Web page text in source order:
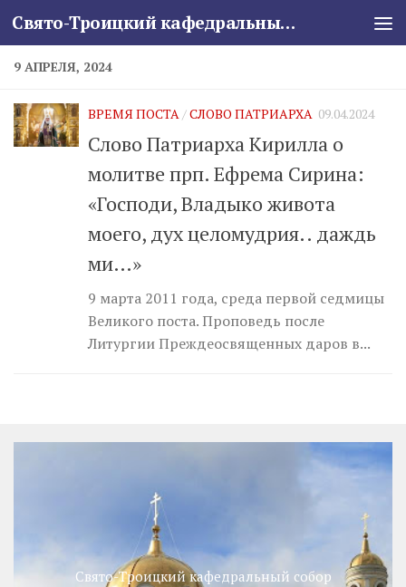
Skip to content Свято-Троицкий кафедральный собор
9 АПРЕЛЯ, 2024
ВРЕМЯ ПОСТА/СЛОВО ПАТРИАРХА 09.04.2024
Слово Патриарха Кирилла о
молитве прп. Ефрема Сирина:
«Господи, Владыко живота
моего, дух целомудрия.. даждь
ми…»
9 марта 2011 года, среда первой седмицы
Великого поста. Проповедь после
Литургии Преждеосвященных даров в...
Свято-Троицкий кафедральный собор